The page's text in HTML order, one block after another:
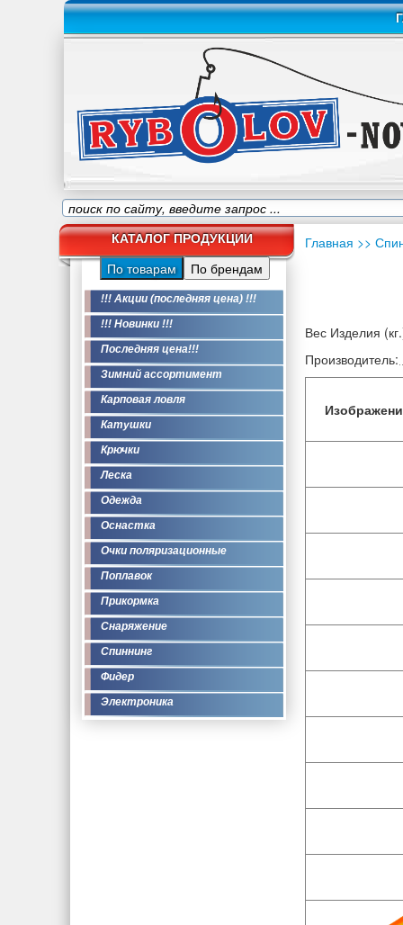
КАТАЛОГ ПРОДУКЦИИ
По товарам По брендам
!!! Акции (последняя цена) !!!
!!! Новинки !!!
Последняя цена!!!
Зимний ассортимент
Карповая ловля
Катушки
Крючки
Леска
Одежда
Оснастка
Очки поляризационные
Поплавок
Прикормка
Снаряжение
Спиннинг
Фидер
Электроника
Главная >>
Вес Изделия
Производитель: